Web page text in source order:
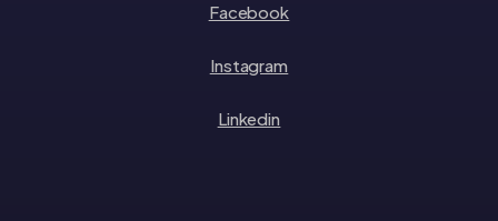
Facebook
Instagram
Linkedin